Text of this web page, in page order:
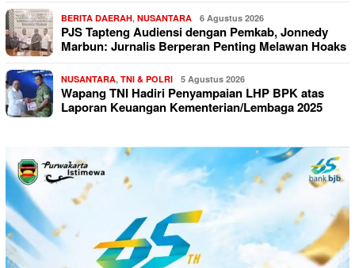
BERITA DAERAH, NUSANTARA 6 Agustus 2026
PJS Tapteng Audiensi dengan Pemkab, Jonnedy
Marbun: Jurnalis Berperan Penting Melawan Hoaks
NUSANTARA, TNI & POLRI 5 Agustus 2026
Wapang TNI Hadiri Penyampaian LHP BPK atas
Laporan Keuangan Kementerian/Lembaga 2025